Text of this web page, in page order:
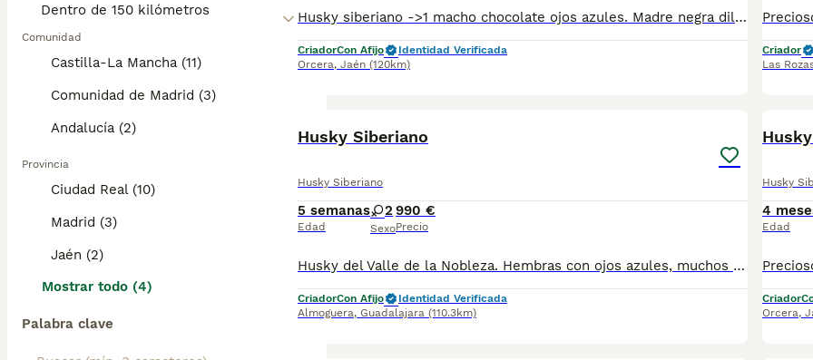
Comunidad
Castilla-La Mancha (11)
Comunidad de Madrid (3)
Andalucía (2)
Provincia
Ciudad Real (10)
Madrid (3)
Jaén (2)
Mostrar todo (4)
Palabra clave
Husky siberiano ->1 macho chocolate ojos azules. Madre negra diluida Padre blanco ojos azules Nacidos el 17/03/2026 Se entrega con Pasaporte Chip Vacunas y desparasitaciones acorde a su edad Contrato de garantías víricas de 8 dias y genética de 1 año Factura de compra. Recogida en nuestras instalaciones o se envía por agencia especializada en mascotas (a cargo del comprador) Canes de Ensueño Núcleo zoológico autorizado
CriadorCon Afijo
Identidad Verificada
Orcera, Jaén (120km)
Criador
Las
Husky Siberiano
Husky Siberiano
5 semanas
Edad
2
Sexo
990 €
Precio
Husky del Valle de la Nobleza. Hembras con ojos azules, muchos años dedicados a esta raza para ofrecerles las mejores líneas, tres generaciones demostrables inscritos en la RSCE Y CFI. Les invito a conocerlos sin ningún compromiso. Vacunados, desparasitados, cartilla sanitaria y revisión veterinaria. Solo gente seria y responsable . 990€ . Precio cerrado . No molestar si no están realmente interesados, gracias. 654686472. Seriedad.
CriadorCon Afijo
Identidad Verificada
Almoguera, Guadalajara (110.3km)
Husky
4
Edad
Criador
Orcera,